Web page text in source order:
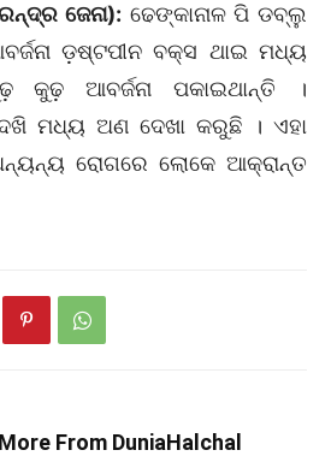
ଜେନା): ଢେଙ୍କାନାଳ ପି ଡବ୍ଲୁ
ଡ଼ଷ୍ଟପୀନ ବକ୍ସ ଥାଇ ମଧ୍ୟ
କୁଢ଼ ଆବର୍ଜନା ପକାଇଥାନ୍ତି ।
ମଧ୍ୟ ଅଣ ଦେଖା କରୁଛି । ଏହା
ରୋଗରେ ଲୋକେ ଆକ୍ରାନ୍ତ
More From DuniaHalchal